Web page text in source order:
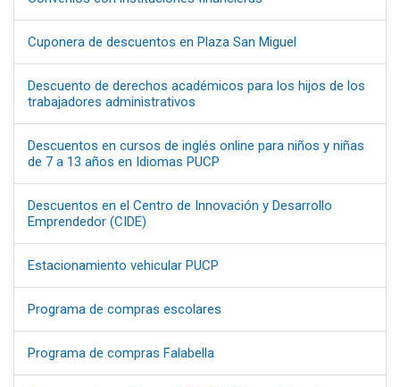
Cuponera de descuentos en Plaza San Miguel
Descuento de derechos académicos para los hijos de los
trabajadores administrativos
Descuentos en cursos de inglés online para niños y niñas
de 7 a 13 años en Idiomas PUCP
Descuentos en el Centro de Innovación y Desarrollo
Emprendedor (CIDE)
Estacionamiento vehicular PUCP
Programa de compras escolares
Programa de compras Falabella